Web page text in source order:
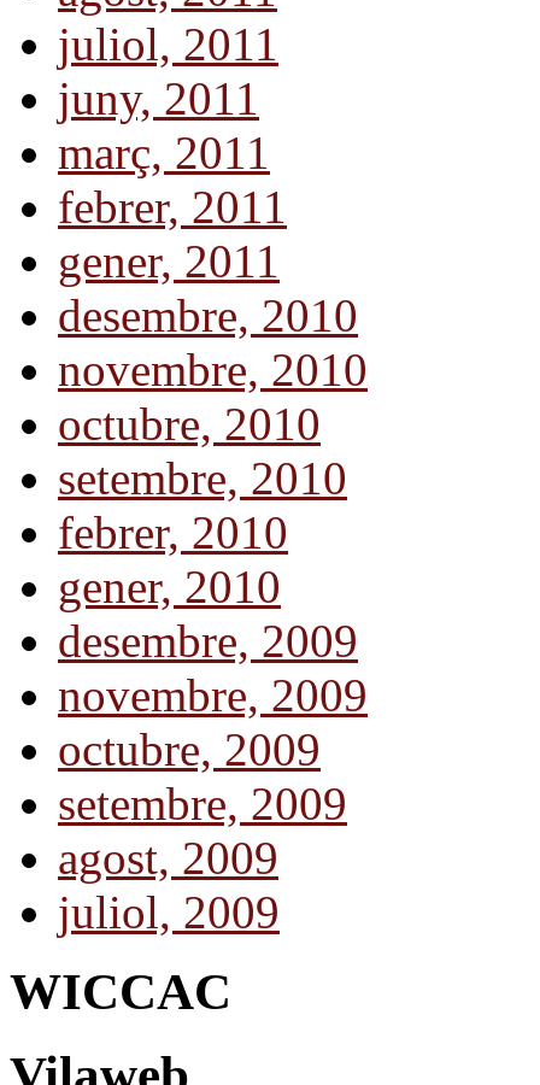
juliol, 2011
juny, 2011
març, 2011
febrer, 2011
gener, 2011
desembre, 2010
novembre, 2010
octubre, 2010
setembre, 2010
febrer, 2010
gener, 2010
desembre, 2009
novembre, 2009
octubre, 2009
setembre, 2009
agost, 2009
juliol, 2009
WICCAC